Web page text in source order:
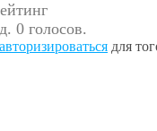
0 голосов.
авторизироваться для